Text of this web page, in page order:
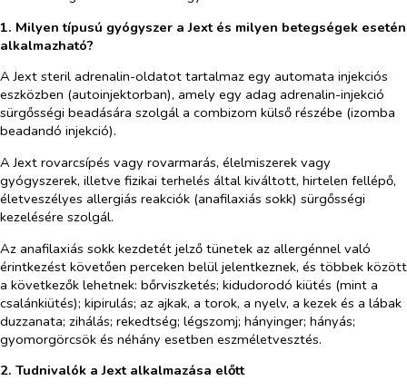
1. Milyen típusú gyógyszer a Jext és milyen betegségek esetén
alkalmazható?
A Jext steril adrenalin-oldatot tartalmaz egy automata injekciós
eszközben (autoinjektorban), amely egy adag adrenalin-injekció
sürgősségi beadására szolgál a combizom külső részébe (izomba
beadandó injekció).
A Jext rovarcsípés vagy rovarmarás, élelmiszerek vagy
gyógyszerek, illetve fizikai terhelés által kiváltott, hirtelen fellépő,
életveszélyes allergiás reakciók (anafilaxiás sokk) sürgősségi
kezelésére szolgál.
Az anafilaxiás sokk kezdetét jelző tünetek az allergénnel való
érintkezést követően perceken belül jelentkeznek, és többek között
a következők lehetnek: bőrviszketés; kidudorodó kiütés (mint a
csalánkiütés); kipirulás; az ajkak, a torok, a nyelv, a kezek és a lábak
duzzanata; zihálás; rekedtség; légszomj; hányinger; hányás;
gyomorgörcsök és néhány esetben eszméletvesztés.
2. Tudnivalók a Jext alkalmazása előtt